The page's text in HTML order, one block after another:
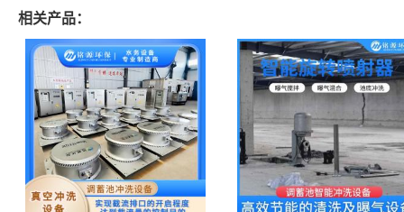
相关产品：